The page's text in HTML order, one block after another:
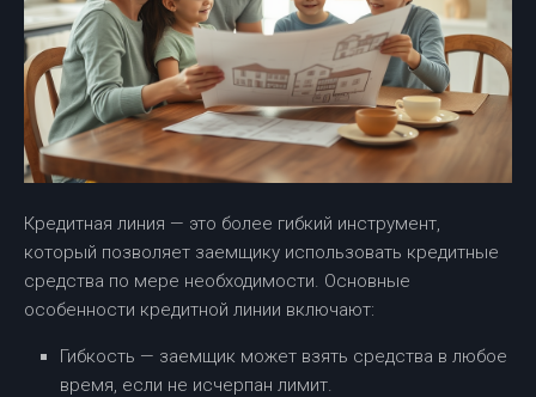
Кредитная линия — это более гибкий инструмент,
который позволяет заемщику использовать кредитные
средства по мере необходимости. Основные
особенности кредитной линии включают:
Гибкость — заемщик может взять средства в любое
время, если не исчерпан лимит.